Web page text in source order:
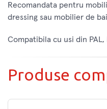
Recomandata pentru
dressing sau mobilier de
Compatibila cu usi din PAL,
Produse